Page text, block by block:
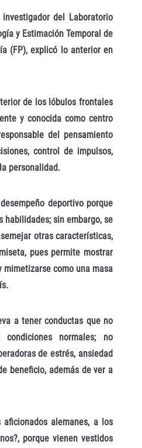
investigador del Laboratorio
y Estimación Temporal de
(FP), explicó lo anterior en
de los lóbulos frontales
y conocida como centro
del pensamiento
control de impulsos,
personalidad.
deportivo porque
habilidades; sin embargo, se
otras características,
pues permite mostrar
como una masa
a tener conductas que no
normales; no
de estrés, ansiedad
beneficio, además de ver a
aficionados alemanes, a los
porque vienen vestidos